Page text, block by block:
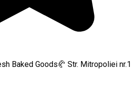
Baked Goods🥐 Str. Mitropoliei nr.1